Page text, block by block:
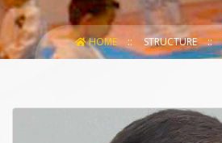
HOME STRUCTURE